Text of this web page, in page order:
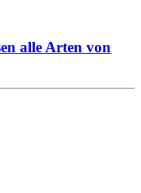
alle Arten von